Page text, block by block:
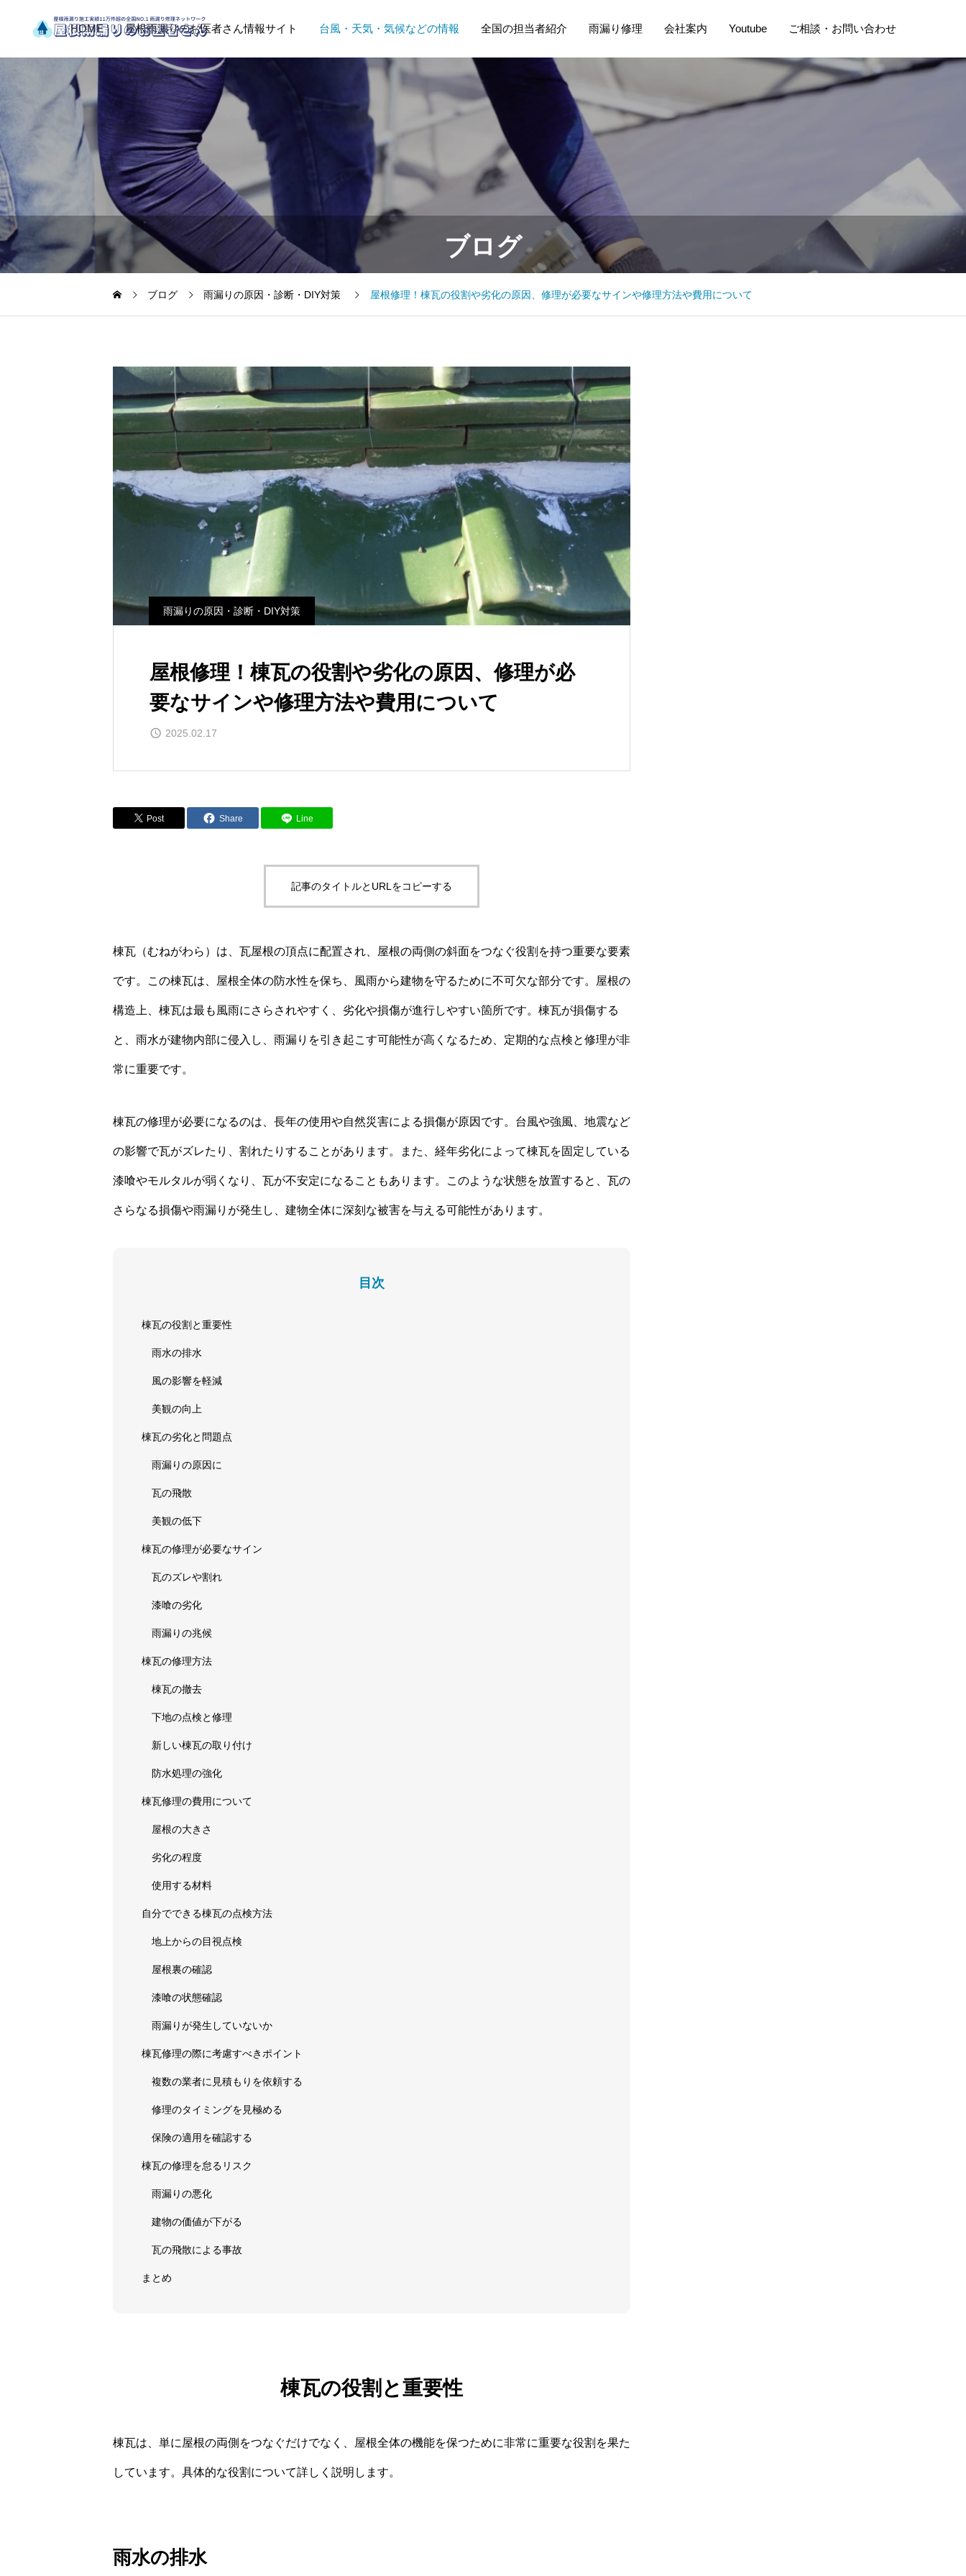
HOME 屋根雨漏りのお医者さん情報サイト 台風・天気・気候などの情報 全国の担当者紹介 雨漏り修理 会社案内 Youtube ご相談・お問い合わせ
ブログ
ブログ 雨漏りの原因・診断・DIY対策 屋根修理！棟瓦の役割や劣化の原因、修理が必要なサインや修理方法や費用について
雨漏りの原因・診断・DIY対策
屋根修理！棟瓦の役割や劣化の原因、修理が必
要なサインや修理方法や費用について
2025.02.17
Post Share Line
記事のタイトルとURLをコピーする
棟瓦（むねがわら）は、瓦屋根の頂点に配置され、屋根の両側の斜面をつなぐ役割を持つ重要な要素
です。この棟瓦は、屋根全体の防水性を保ち、風雨から建物を守るために不可欠な部分です。屋根の
構造上、棟瓦は最も風雨にさらされやすく、劣化や損傷が進行しやすい箇所です。棟瓦が損傷する
と、雨水が建物内部に侵入し、雨漏りを引き起こす可能性が高くなるため、定期的な点検と修理が非
常に重要です。
棟瓦の修理が必要になるのは、長年の使用や自然災害による損傷が原因です。台風や強風、地震など
の影響で瓦がズレたり、割れたりすることがあります。また、経年劣化によって棟瓦を固定している
漆喰やモルタルが弱くなり、瓦が不安定になることもあります。このような状態を放置すると、瓦の
さらなる損傷や雨漏りが発生し、建物全体に深刻な被害を与える可能性があります。
目次
棟瓦の役割と重要性
雨水の排水
風の影響を軽減
美観の向上
棟瓦の劣化と問題点
雨漏りの原因に
瓦の飛散
美観の低下
棟瓦の修理が必要なサイン
瓦のズレや割れ
漆喰の劣化
雨漏りの兆候
棟瓦の修理方法
棟瓦の撤去
下地の点検と修理
新しい棟瓦の取り付け
防水処理の強化
棟瓦修理の費用について
屋根の大きさ
劣化の程度
使用する材料
自分でできる棟瓦の点検方法
地上からの目視点検
屋根裏の確認
漆喰の状態確認
雨漏りが発生していないか
棟瓦修理の際に考慮すべきポイント
複数の業者に見積もりを依頼する
修理のタイミングを見極める
保険の適用を確認する
棟瓦の修理を怠るリスク
雨漏りの悪化
建物の価値が下がる
瓦の飛散による事故
まとめ
棟瓦の役割と重要性
棟瓦は、単に屋根の両側をつなぐだけでなく、屋根全体の機能を保つために非常に重要な役割を果た
しています。具体的な役割について詳しく説明します。
雨水の排水